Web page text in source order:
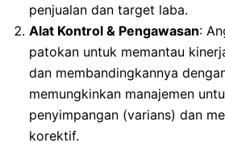
penjualan dan target laba.
Alat Kontrol & Pengawasan:
patokan untuk memantau
dan membandingkannya
memungkinkan manajemen
penyimpangan (varians) dan
korektif.